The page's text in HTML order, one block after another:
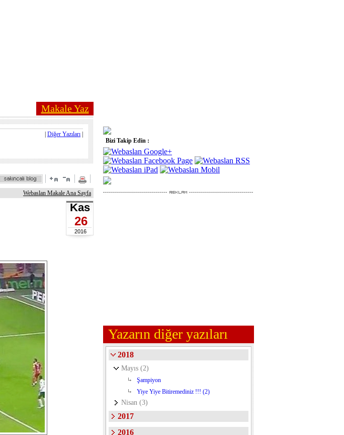
Makale Yaz
Diğer Yazıları
Webaslan Makale Ana Sayfa
Kas
26
2016
Bizi Takip Edin :
Yazarın diğer yazıları
2018
Mayıs (2)
Şampiyon
Yiye Yiye Bitiremediniz !!! (2)
Nisan (3)
2017
2016